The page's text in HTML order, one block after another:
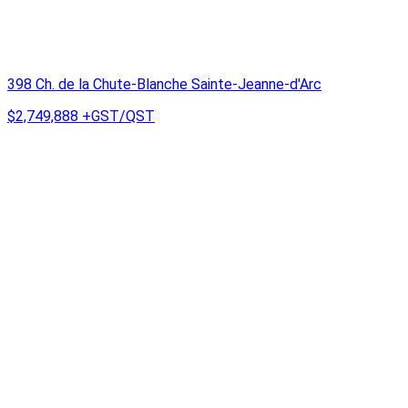
398 Ch. de la Chute-Blanche Sainte-Jeanne-d'Arc
$2,749,888 +GST/QST